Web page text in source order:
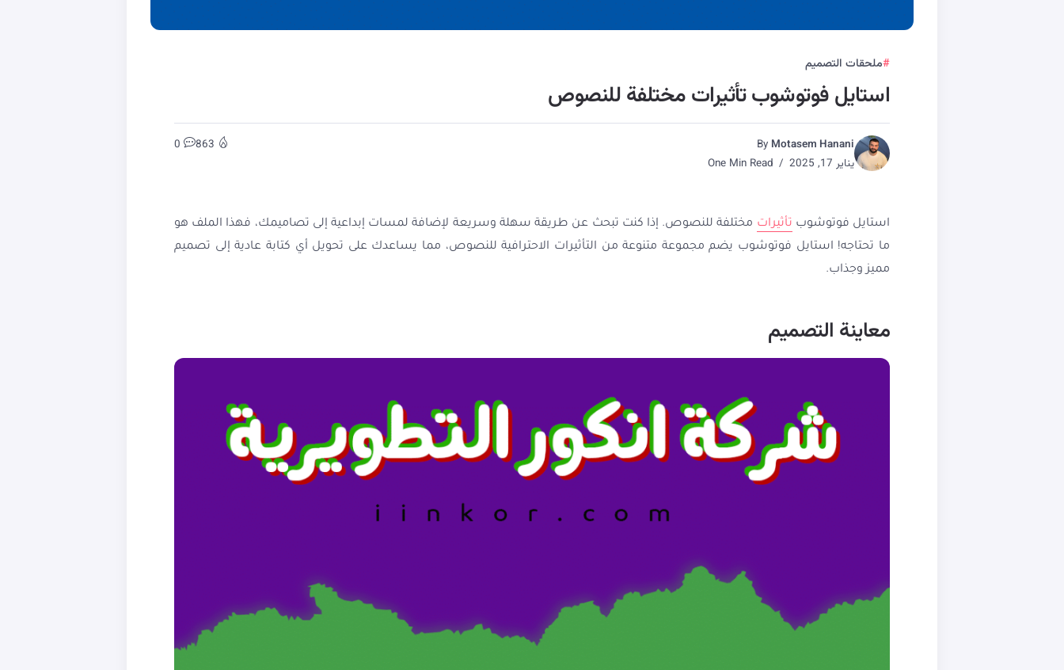
ملحقات التصميم
استايل فوتوشوب تأثيرات مختلفة للنصوص
By Motasem Hanani
يناير 17, 2025
863
0
استايل فوتوشوب تأثيرات مختلفة للنصوص. إذا كنت تبحث عن طريقة سهلة وسريعة لإضافة لمسات إبداعية إلى تصاميمك، فهذا الملف هو
ما تحتاجه! استايل فوتوشوب يضم مجموعة متنوعة من التأثيرات الاحترافية للنصوص، مما يساعدك على تحويل أي كتابة عادية إلى تصميم
مميز وجذاب.
معاينة التصميم